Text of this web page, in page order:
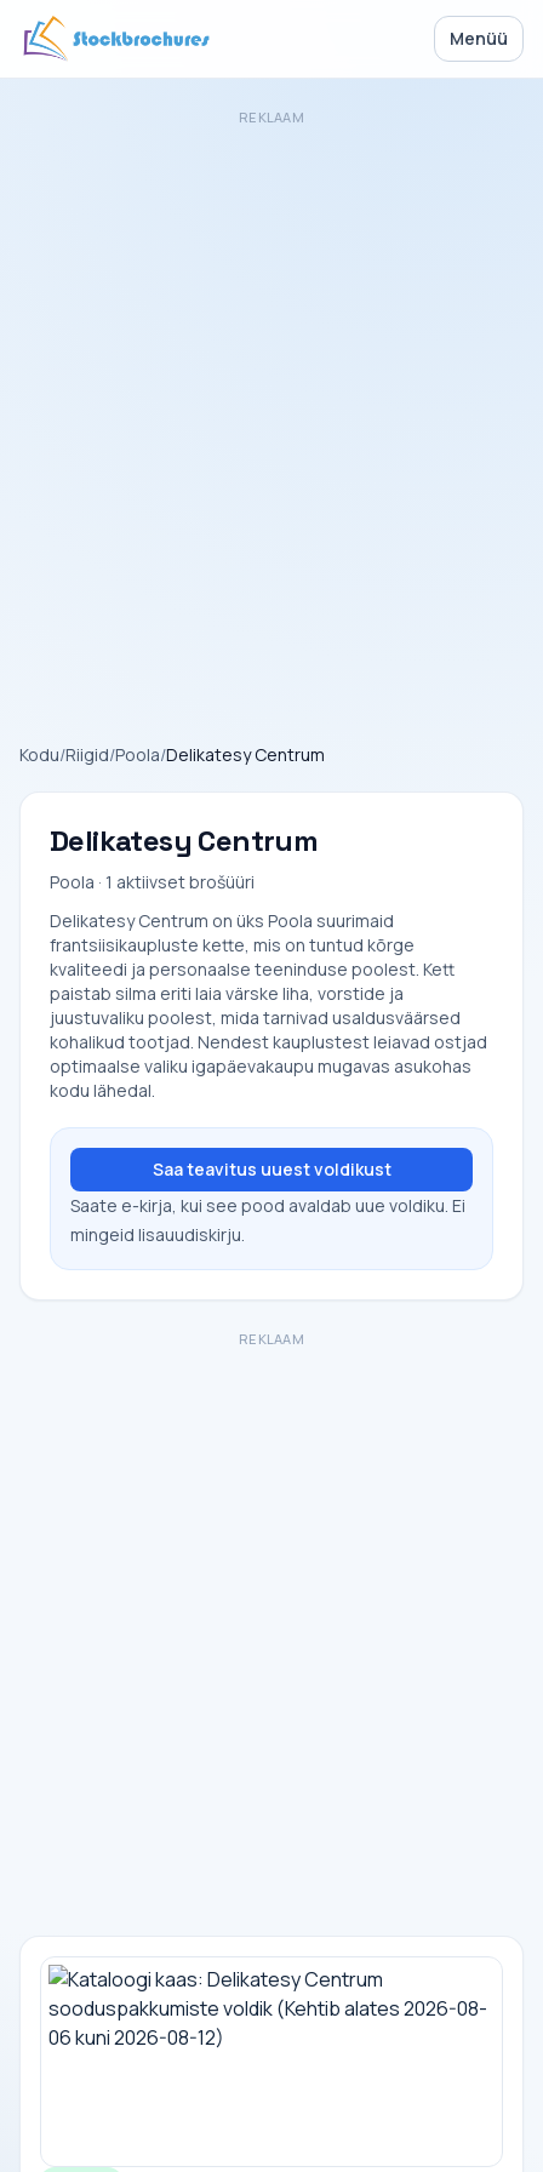
Menüü
REKLAAM
Kodu/Riigid/Poola/Delikatesy Centrum
Delikatesy Centrum
Poola · 1 aktiivset brošüüri
Delikatesy Centrum on üks Poola suurimaid
frantsiisikaupluste kette, mis on tuntud kõrge
kvaliteedi ja personaalse teeninduse poolest. Kett
paistab silma eriti laia värske liha, vorstide ja
juustuvaliku poolest, mida tarnivad usaldusväärsed
kohalikud tootjad. Nendest kauplustest leiavad ostjad
optimaalse valiku igapäevakaupu mugavas asukohas
kodu lähedal.
Saa teavitus uuest voldikust
Saate e-kirja, kui see pood avaldab uue voldiku. Ei
mingeid lisauudiskirju.
REKLAAM